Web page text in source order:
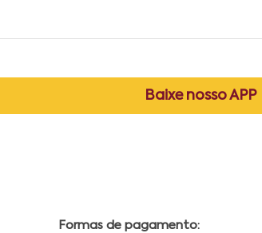
Baixe nosso APP
Formas de pagamento: